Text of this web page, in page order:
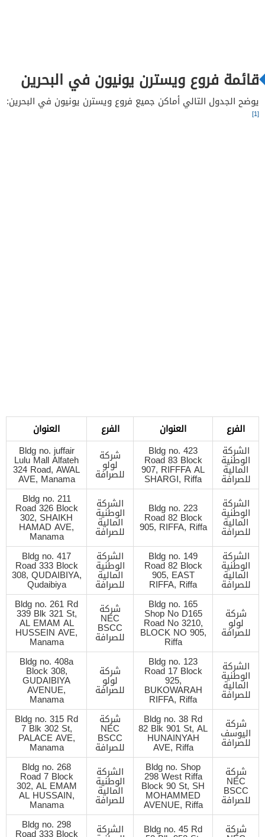
قائمة فروع ويسترن يونيون في البحرين
يوضح الجدول التالي أماكن جميع فروع ويسترن يونيون في البحرين:
[1]
الفرع العنوان الفرع
العنوان
الشركة
الوطنية
المالية
للصرافة
Bldg no. 423
Road 83 Block
907, RIFFFA AL
SHARGI, Riffa
شركة
لولو
للصرافة
Bldg no. juffair
Lulu Mall Alfateh
324 Road, AWAL
AVE, Manama
الشركة
الوطنية
المالية
للصرافة
Bldg no. 223
Road 82 Block
905, RIFFA, Riffa
الشركة
الوطنية
المالية
للصرافة
Bldg no. 211
Road 326 Block
302, SHAIKH
HAMAD AVE,
Manama
الشركة
الوطنية
المالية
للصرافة
Bldg no. 149
Road 82 Block
905, EAST
RIFFA, Riffa
الشركة
الوطنية
المالية
للصرافة
Bldg no. 417
Road 333 Block
308, QUDAIBIYA,
Qudaibiya
شركة
لولو
للصرافة
Bldg no. 165
Shop No D165
Road No 3210,
BLOCK NO 905,
Riffa
شركة
NEC
BSCC
للصرافة
Bldg no. 261 Rd
339 Blk 321 St,
AL EMAM AL
HUSSEIN AVE,
Manama
الشركة
الوطنية
المالية
للصرافة
Bldg no. 123
Road 17 Block
925,
BUKOWARAH
RIFFA, Riffa
شركة
لولو
للصرافة
Bldg no. 408a
Block 308,
GUDAIBIYA
AVENUE,
Manama
شركة
اليوسف
للصرافة
Bldg no. 38 Rd
82 Blk 901 St, AL
HUNAINYAH
AVE, Riffa
شركة
NEC
BSCC
للصرافة
Bldg no. 315 Rd
7 Blk 302 St,
PALACE AVE,
Manama
شركة
NEC
BSCC
للصرافة
Bldg no. Shop
298 West Riffa
Block 90 St, SH
MOHAMMED
AVENUE, Riffa
الشركة
الوطنية
المالية
للصرافة
Bldg no. 268
Road 7 Block
302, AL EMAM
AL HUSSAIN,
Manama
شركة
Bldg no. 45 Rd الشركة Bldg no. 298